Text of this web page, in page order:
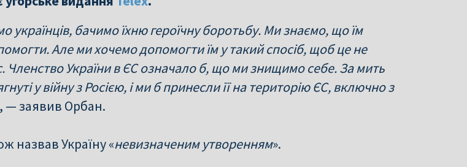
українців, бачимо їхню героїчну боротьбу. Ми знаємо, що їм
Але ми хочемо допомогти їм у такий спосіб, щоб це не
Членство України в ЄС означало б, що ми знищимо себе. За мить
у війну з Росією, і ми б принесли її на територію ЄС, включно з
— заявив Орбан.
назвав Україну «невизначеним утворенням».